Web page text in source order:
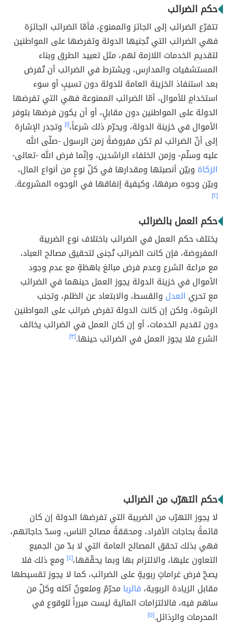
حكم الضرائب
تتفرّع الضرائب إلى الجائز والممنوع، فأمّا الضرائب الجائزة
فهي الضرائب التي تُجنيها الدولة وتفرضها على المواطنين
لتقديم الخدمات اللازمة لهم، مثل تعبيد الطرق وبناء
المستشفيات والمدارس، ويشترط في الضرائب أن تُفرض
بعد استنفاذ الخزينة العامة للدولة دون تسيبٍ أو سوء
استخدامٍ للأموال، أمّا الضرائب الممنوعة فهي التي تفرضها
الدولة على المواطنين دون مقابلٍ، أو أن يكون فرضها بتوفر
الأموال في خزينة الدولة، ويحرّم ذلك شرعاً،[١] وتجدر الإشارة
إلى أنّ الضرائب لم تكن مفروضةً زمن الرسول -صلّى الله
عليه وسلّم- وزمن الخلفاء الراشدين، وإنّما فرض الله -تعالى-
الزكاة وبيّن أنصبتها ومقدارها في كلّ نوعٍ من أنواع المال،
وبيّن وجوه صرفها، وكيفية إنفاقها في الوجوه المشروعة.
[٢]
حكم العمل بالضرائب
يختلف حكم العمل في الضرائب باختلاف نوع الضريبة
المفروضة، فإن كانت الضرائب تُجنى لتحقيق مصالح العباد،
مع مراعة الشرع وعدم فرض مبالغ باهظةٍ مع عدم وجود
الأموال في خزينة الدولة يجوز العمل حينهما في الضرائب
مع تحري العدل والقسط، والابتعاد عن الظلم، وتجنب
الرشوة، ولكن إن كانت الدولة تفرض ضرائب على المواطنين
دون تقديم الخدمات، أو إن كان العمل في الضرائب يخالف
الشرع فلا يجوز العمل في الضرائب حينها.[٣]
حكم التهرّب من الضرائب
لا يجوز التهرّب من الضريبة التي تفرضها الدولة إن كان
قائمةً بحاجات الأفراد، ومحققةً مصالح الناس، وسدّ حاجاتهم،
فهي بذلك تحقق المصالح العامة التي لا بدّ من الجميع
التعاون عليها، والالتزام بها وبما يحقّقها،[٤]
ومع ذلك فلا
يصحّ فرض غراماتٍ ربويةٍ على الضرائب، كما لا يجوز تقسيطها
مقابل الزيادة الربوية، فالربا محرّمٌ وملعونٌ آكله وكلّ من
ساهم فيه، فالالتزامات المالية ليست مبرراً للوقوع في
المحرمات والرذائل.[٥]